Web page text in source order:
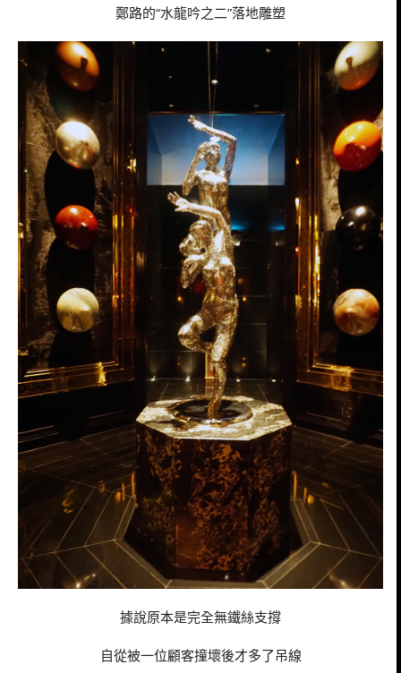
鄭路的“水龍吟之二”落地雕塑
據說原本是完全無鐵絲支撐
自從被一位顧客撞壞後才多了吊線